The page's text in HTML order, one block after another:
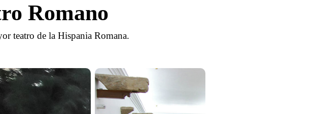
Romano
teatro de la Hispania Romana.